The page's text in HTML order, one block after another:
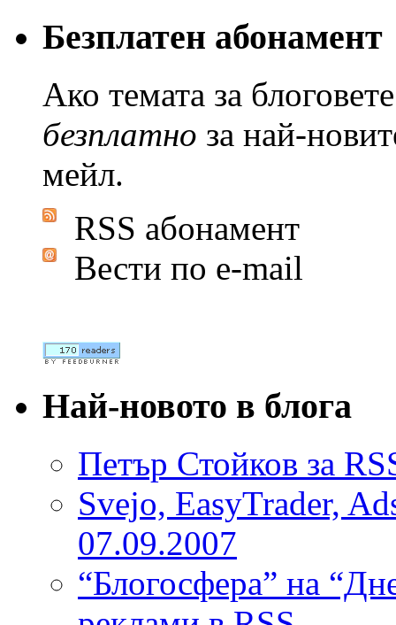
Безплатен абонамент
Ако темата за
безплатно за най-
мейл.
RSS абонамент
Вести по e-mail
Най-новото в блога
Петър Стойков за
Svejo, EasyTrader,
07.09.2007
“Блогосфера” на